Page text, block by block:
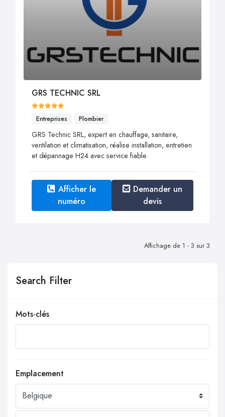
Search Filter
Mots-clés
Emplacement
GRS TECHNIC SRL
Entreprises Plombier
GRS Technic SRL, expert en chauffage, sanitaire,
ventilation et climatisation, réalise installation, entretien
et dépannage H24 avec service fiable.
Afficher le
numéro
Demander un
devis
Affichage de 1 - 3 sur 3